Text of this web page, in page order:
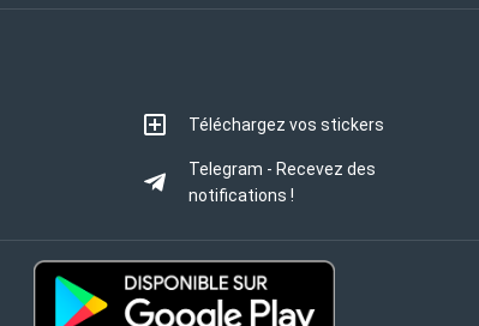
Téléchargez vos stickers
Telegram - Recevez des
notifications !